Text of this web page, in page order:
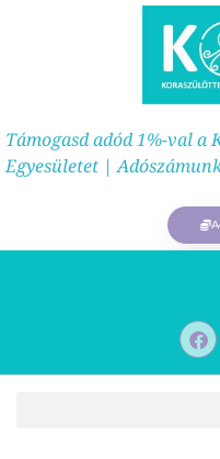
Támogasd adód 1%-val a
Egyesületet |